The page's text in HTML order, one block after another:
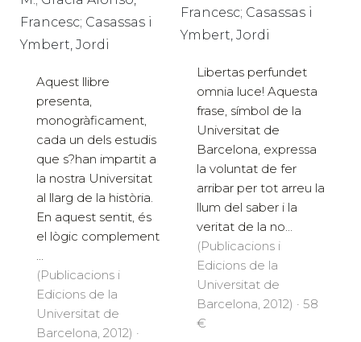
Francesc; Casassas i
Ymbert, Jordi
Aquest llibre
presenta,
monogràficament,
cada un dels estudis
que s?han impartit a
la nostra Universitat
al llarg de la història.
En aquest sentit, és
el lògic complement
...
(Publicacions i
Edicions de la
Universitat de
Barcelona, 2012) ·
Francesc; Casassas i
Ymbert, Jordi
Libertas perfundet
omnia luce! Aquesta
frase, símbol de la
Universitat de
Barcelona, expressa
la voluntat de fer
arribar per tot arreu la
llum del saber i la
veritat de la no...
(Publicacions i
Edicions de la
Universitat de
Barcelona, 2012) · 58
€